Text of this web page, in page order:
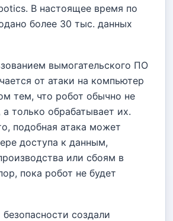
В настоящее время по
более 30 тыс. данных
вымогательского ПО
от атаки на компьютер
тем, что робот обычно не
только обрабатывает их.
подобная атака может
доступа к данным,
или сбоям в
пока робот не будет
создали